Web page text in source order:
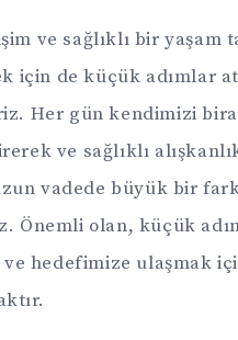
ve sağlıklı bir yaşam
için de küçük adımlar
Her gün kendimizi
ve sağlıklı
vadede büyük bir
Önemli olan, küçük
hedefimize ulaşmak